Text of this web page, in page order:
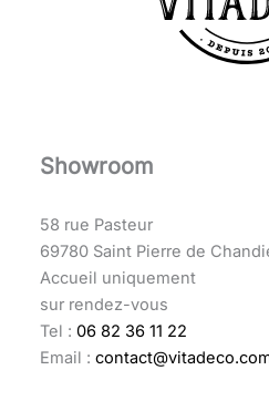
Showroom
58 rue Pasteur
69780 Saint Pierre de
Accueil uniquement
sur rendez-vous
Tel : 06 82 36 11 22
Email :